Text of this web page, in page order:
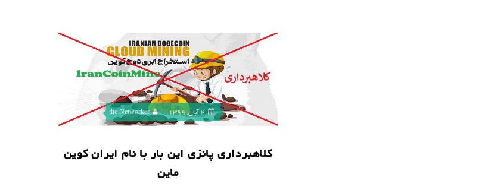
4 آبان, 1399 the Networker
کلاهبرداری پانزی این بار با نام ایران کوین
ماین